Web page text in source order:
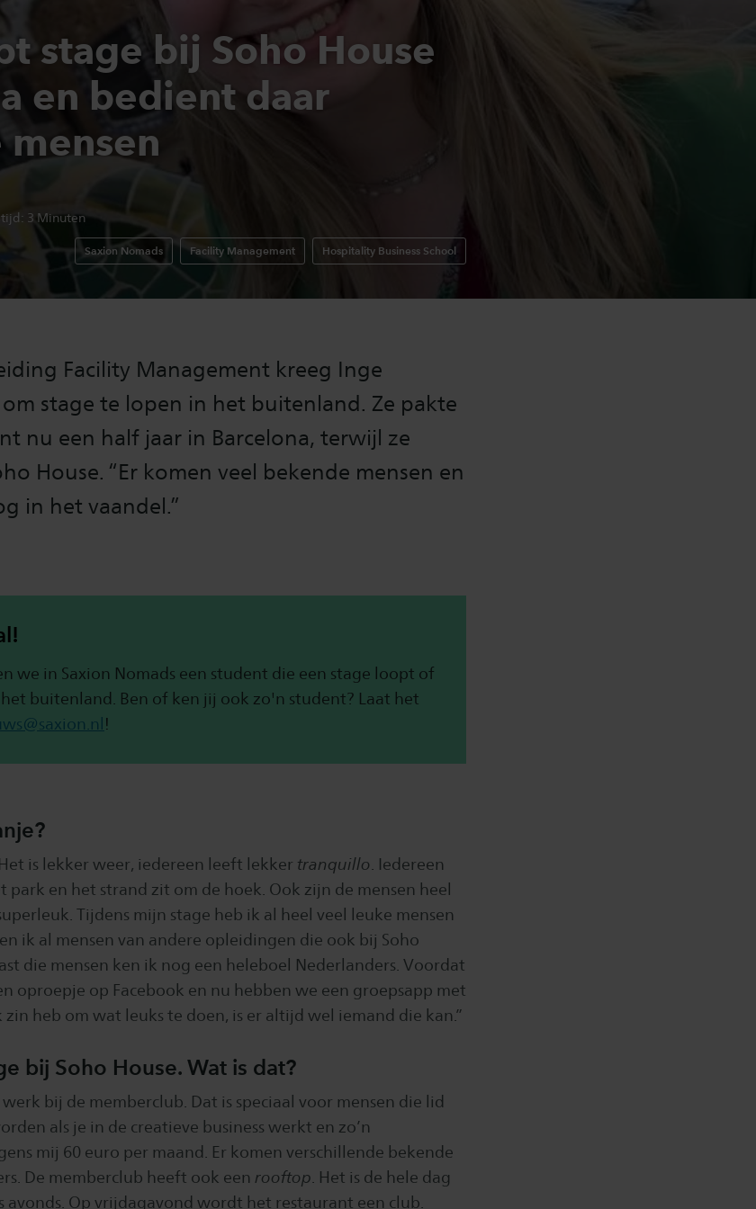
stage bij Soho House
en bedient daar
3 Minuten
Saxion Nomads Facility Management Hospitality Business School
Facility Management kreeg Inge
om stage te lopen in het buitenland. Ze pakte
nu een half jaar in Barcelona, terwijl ze
House. “Er komen veel bekende mensen en
in het vaandel.”
we in Saxion Nomads een student die een stage loopt of
buitenland. Ben of ken jij ook zo'n student? Laat het
!
is lekker weer, iedereen leeft lekker tranquillo . Iedereen
park en het strand zit om de hoek. Ook zijn de mensen heel
Tijdens mijn stage heb ik al heel veel leuke mensen
ik al mensen van andere opleidingen die ook bij Soho
die mensen ken ik nog een heleboel Nederlanders. Voordat
oproepje op Facebook en nu hebben we een groepsapp met
zin heb om wat leuks te doen, is er altijd wel iemand die kan.”
bij Soho House. Wat is dat?
bij de memberclub. Dat is speciaal voor mensen die lid
als je in de creatieve business werkt en zo’n
mij 60 euro per maand. Er komen verschillende bekende
De memberclub heeft ook een rooftop . Het is de hele dag
avonds. Op vrijdagavond wordt het restaurant een club.